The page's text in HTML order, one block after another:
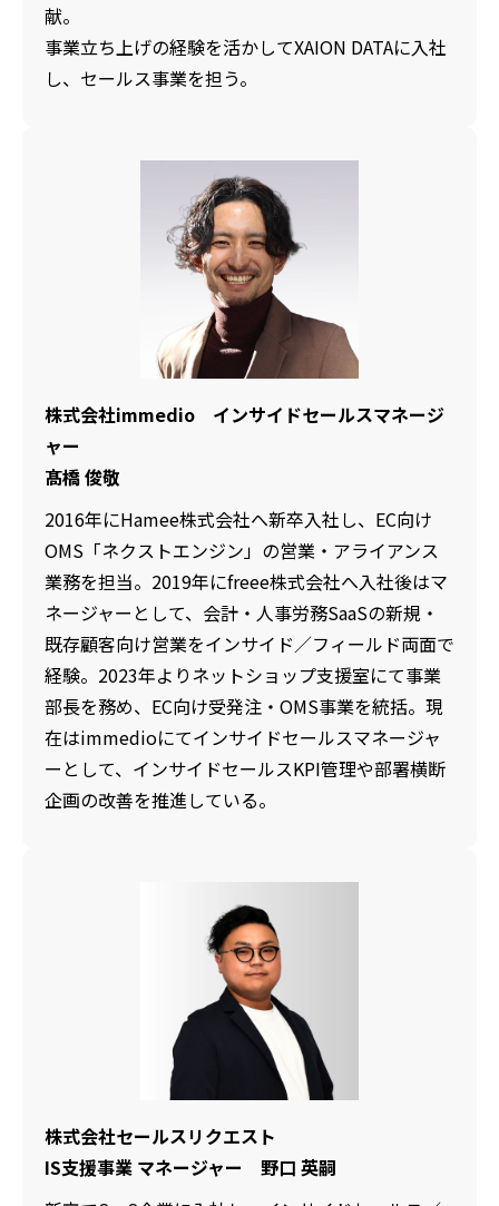
献。
事業立ち上げの経験を活かしてXAION DATAに入社
し、セールス事業を担う。
株式会社immedio インサイドセールスマネージ
ャー
髙橋 俊敬
2016年にHamee株式会社へ新卒入社し、EC向け
OMS「ネクストエンジン」の営業・アライアンス
業務を担当。2019年にfreee株式会社へ入社後はマ
ネージャーとして、会計・人事労務SaaSの新規・
既存顧客向け営業をインサイド／フィールド両面で
経験。2023年よりネットショップ支援室にて事業
部長を務め、EC向け受発注・OMS事業を統括。現
在はimmedioにてインサイドセールスマネージャ
ーとして、インサイドセールスKPI管理や部署横断
企画の改善を推進している。
株式会社セールスリクエスト
IS支援事業 マネージャー 野口 英嗣